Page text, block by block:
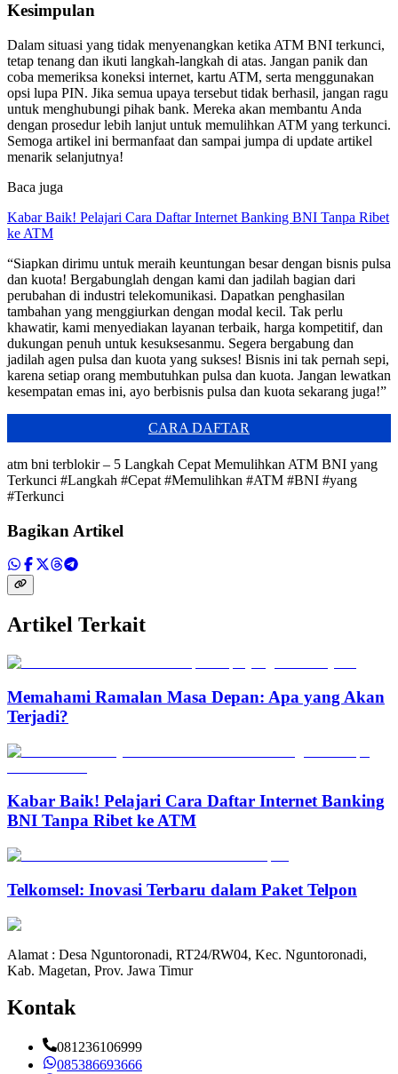
Kesimpulan
Dalam situasi yang tidak menyenangkan ketika ATM BNI terkunci,
tetap tenang dan ikuti langkah-langkah di atas. Jangan panik dan
coba memeriksa koneksi internet, kartu ATM, serta menggunakan
opsi lupa PIN. Jika semua upaya tersebut tidak berhasil, jangan ragu
untuk menghubungi pihak bank. Mereka akan membantu Anda
dengan prosedur lebih lanjut untuk memulihkan ATM yang terkunci.
Semoga artikel ini bermanfaat dan sampai jumpa di update artikel
menarik selanjutnya!
Baca juga
Kabar Baik! Pelajari Cara Daftar Internet Banking BNI Tanpa Ribet
ke ATM
“Siapkan dirimu untuk meraih keuntungan besar dengan bisnis pulsa
dan kuota! Bergabunglah dengan kami dan jadilah bagian dari
perubahan di industri telekomunikasi. Dapatkan penghasilan
tambahan yang menggiurkan dengan modal kecil. Tak perlu
khawatir, kami menyediakan layanan terbaik, harga kompetitif, dan
dukungan penuh untuk kesuksesanmu. Segera bergabung dan
jadilah agen pulsa dan kuota yang sukses! Bisnis ini tak pernah sepi,
karena setiap orang membutuhkan pulsa dan kuota. Jangan lewatkan
kesempatan emas ini, ayo berbisnis pulsa dan kuota sekarang juga!”
CARA DAFTAR
atm bni terblokir – 5 Langkah Cepat Memulihkan ATM BNI yang
Terkunci #Langkah #Cepat #Memulihkan #ATM #BNI #yang
#Terkunci
Bagikan Artikel
Artikel Terkait
Memahami Ramalan Masa Depan: Apa yang Akan
Terjadi?
Kabar Baik! Pelajari Cara Daftar Internet Banking
BNI Tanpa Ribet ke ATM
Telkomsel: Inovasi Terbaru dalam Paket Telpon
Alamat : Desa Nguntoronadi, RT24/RW04, Kec. Nguntoronadi,
Kab. Magetan, Prov. Jawa Timur
Kontak
081236106999
085386693666